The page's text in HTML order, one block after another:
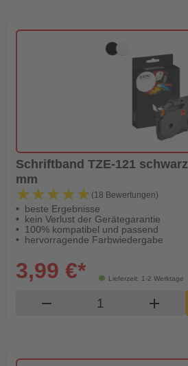
Schriftband TZE-121
mm
★★★★★
★★★★★ (18 Bewertungen)
beste Ergebnisse
kein Verlust der Gerätegarantie
100% kompatibel und passend
hervorragende Farbwiedergabe
Lieferzeit: 1-2 Werktage
3,99 €*
remove Produkt add